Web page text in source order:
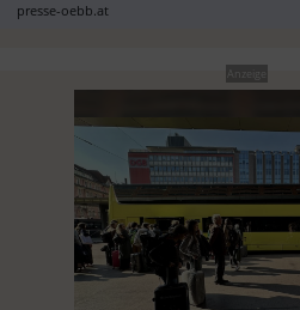
presse-oebb.at
Anzeige